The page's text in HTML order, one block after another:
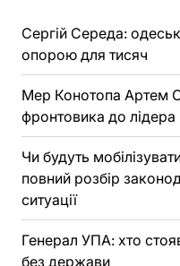
Сергій Середа:
опорою для тисяч
Мер Конотопа Артем
фронтовика до
Чи будуть
повний розбір
ситуації
Генерал УПА: хто
без держави